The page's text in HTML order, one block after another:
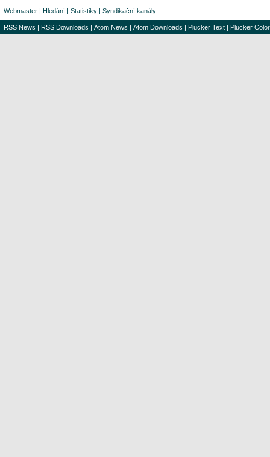
Webmaster | Hledání | Statistiky | Syndikační kanály
RSS News | RSS Downloads | Atom News | Atom Downloads | Plucker Text | Plucker Color